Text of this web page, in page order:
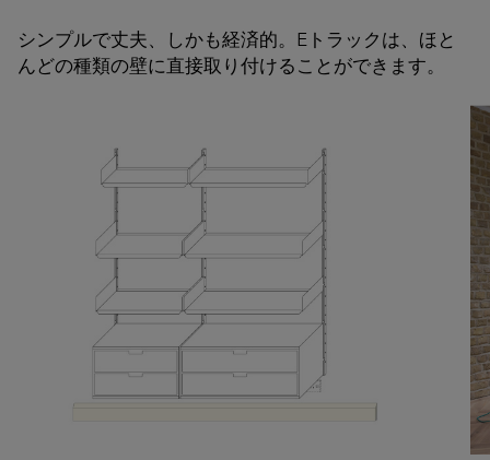
シンプルで丈夫、しかも経済的。Eトラックは、ほと
んどの種類の壁に直接取り付けることができます。